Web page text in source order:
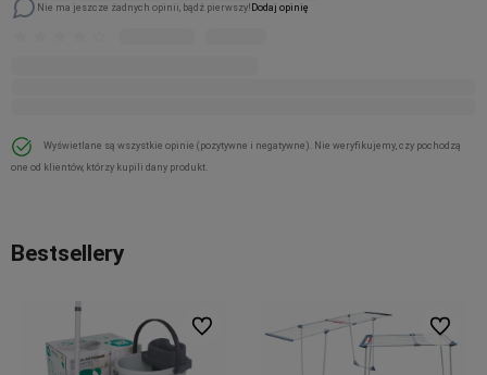
Nie ma jeszcze żadnych opinii, bądź pierwszy! Dodaj opinię
Wyświetlane są wszystkie opinie (pozytywne i negatywne). Nie weryfikujemy, czy pochodzą
one od klientów, którzy kupili dany produkt.
Bestsellery
Do ulubionych Do